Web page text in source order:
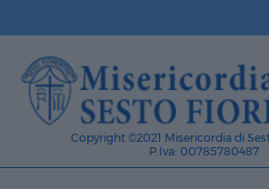
Copyright ©2021 Misericordia di
P.Iva: 00785780487